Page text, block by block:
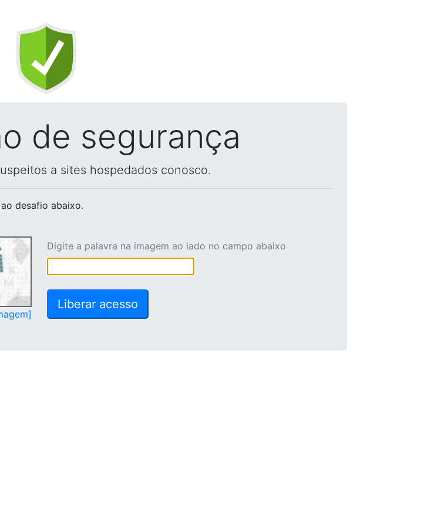
de segurança
a sites hospedados conosco.
desafio abaixo.
Digite a palavra na imagem ao lado no campo abaixo